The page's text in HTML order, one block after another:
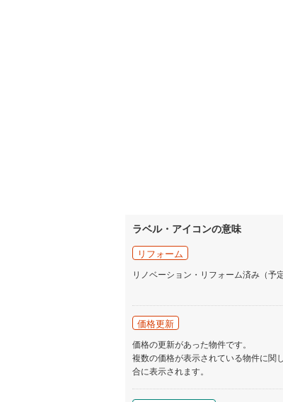
ラベル・アイコンの意味
リフォーム
リノベーション・リフォーム済み（予
価格更新
価格の更新があった物件です。
複数の価格が表示されている物件に関
合に表示されます。